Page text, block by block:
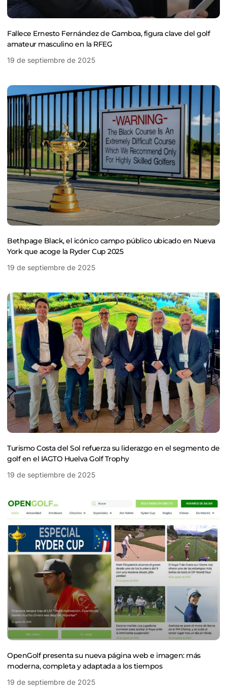
Fallece Ernesto Fernández de Gamboa, figura clave del golf
amateur masculino en la RFEG
19 de septiembre de 2025
Bethpage Black, el icónico campo público ubicado en Nueva
York que acoge la Ryder Cup 2025
19 de septiembre de 2025
Turismo Costa del Sol refuerza su liderazgo en el segmento de
golf en el IAGTO Huelva Golf Trophy
19 de septiembre de 2025
OpenGolf presenta su nueva página web e imagen: más
moderna, completa y adaptada a los tiempos
19 de septiembre de 2025